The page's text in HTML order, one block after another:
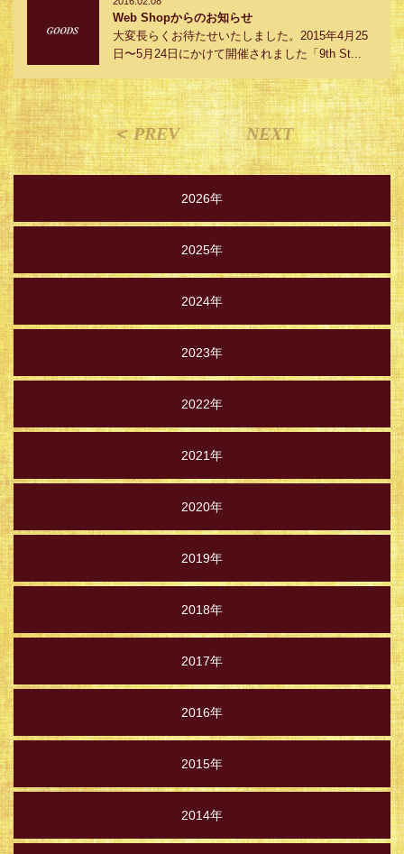
Web Shopからのお知らせ
大変長らくお待たせいたしました。2015年4月25
日〜5月24日にかけて開催されました「9th St...
＜ PREV NEXT
2026年
2025年
2024年
2023年
2022年
2021年
2020年
2019年
2018年
2017年
2016年
2015年
2014年